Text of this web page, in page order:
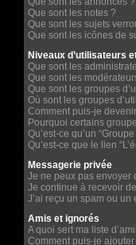
Que sont les notes ?
Que sont les sujets
Que sont les icônes de
Niveaux d’utilisateurs
Que sont les
Que sont les
Que sont les groupes
Où sont les groupes
Comment puis-je
Pourquoi certains
Qu’est-ce qu’un
Qu’est-ce que le lien
Messagerie privée
Je ne peux pas envoyer
Je continue à recevoir
J’ai reçu un spam ou
Amis et ignorés
A quoi sert ma liste
Comment puis-je